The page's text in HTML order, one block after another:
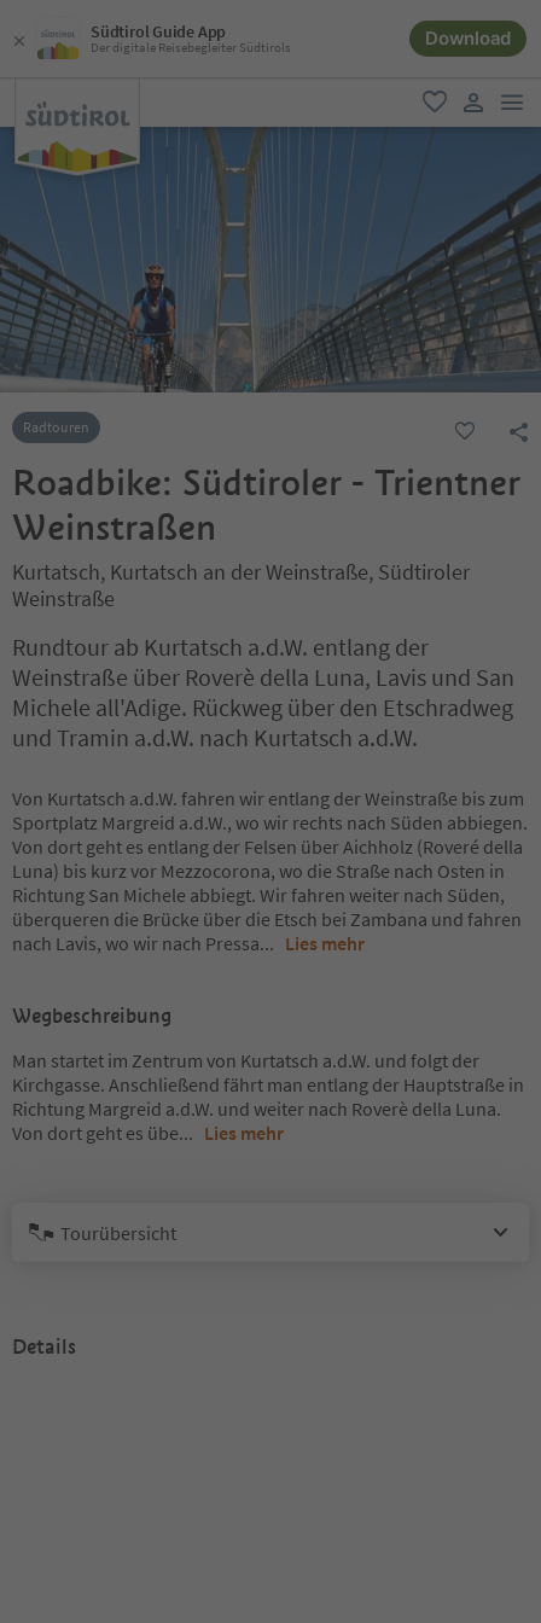
Südtirol Guide App
Der digitale Reisebegleiter Südtirols Download
favorit
user link
Radtouren
Roadbike: Südtiroler - Trientner
Weinstraßen
Kurtatsch, Kurtatsch an der Weinstraße, Südtiroler
Weinstraße
Rundtour ab Kurtatsch a.d.W. entlang der
Weinstraße über Roverè della Luna, Lavis und San
Michele all'Adige. Rückweg über den Etschradweg
und Tramin a.d.W. nach Kurtatsch a.d.W.
Von Kurtatsch a.d.W. fahren wir entlang der Weinstraße bis zum
Sportplatz Margreid a.d.W., wo wir rechts nach Süden abbiegen.
Von dort geht es entlang der Felsen über Aichholz (Roveré della
Luna) bis kurz vor Mezzocorona, wo die Straße nach Osten in
Richtung San Michele abbiegt. Wir fahren weiter nach Süden,
überqueren die Brücke über die Etsch bei Zambana und fahren
nach Lavis, wo wir nach Pressa... Lies mehr
Wegbeschreibung
Man startet im Zentrum von Kurtatsch a.d.W. und folgt der
Kirchgasse. Anschließend fährt man entlang der Hauptstraße in
Richtung Margreid a.d.W. und weiter nach Roverè della Luna.
Von dort geht es übe... Lies mehr
Tourübersicht
Details